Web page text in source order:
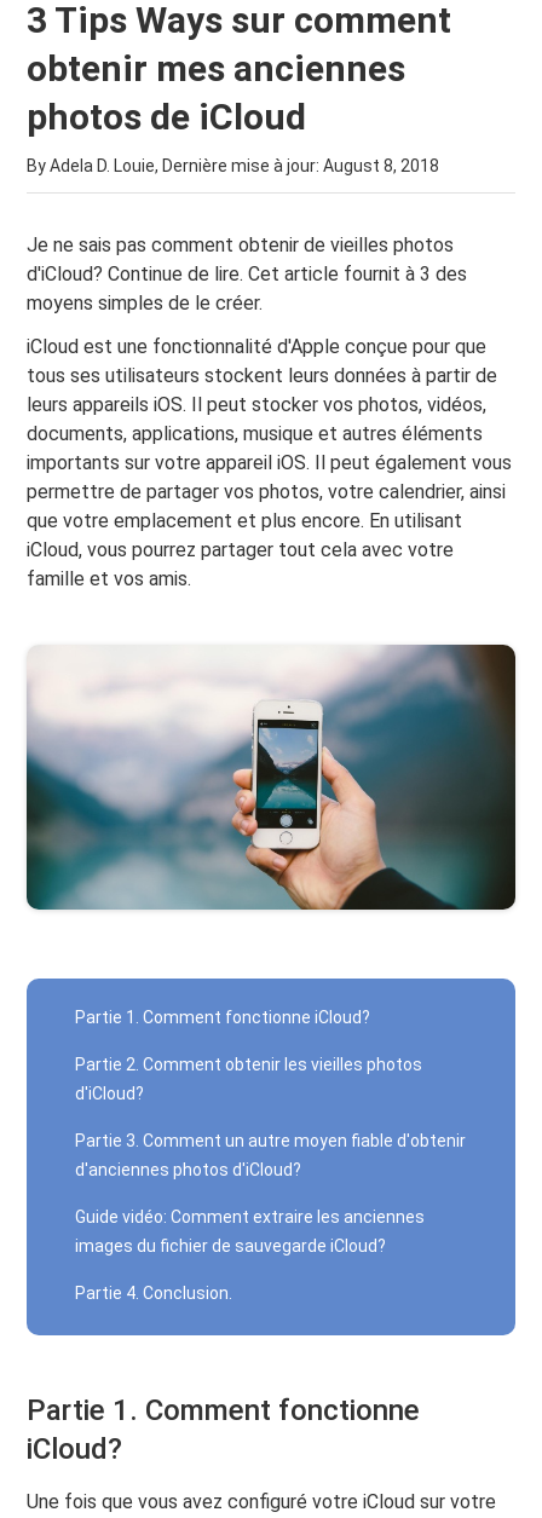
3 Tips Ways sur comment
obtenir mes anciennes
photos de iCloud
By Adela D. Louie, Dernière mise à jour:August 8, 2018
Je ne sais pas comment obtenir de vieilles photos
d'iCloud? Continue de lire. Cet article fournit à 3 des
moyens simples de le créer.
iCloud est une fonctionnalité d'Apple conçue pour que
tous ses utilisateurs stockent leurs données à partir de
leurs appareils iOS. Il peut stocker vos photos, vidéos,
documents, applications, musique et autres éléments
importants sur votre appareil iOS. Il peut également vous
permettre de partager vos photos, votre calendrier, ainsi
que votre emplacement et plus encore. En utilisant
iCloud, vous pourrez partager tout cela avec votre
famille et vos amis.
Partie 1. Comment fonctionne iCloud?
Partie 2. Comment obtenir les vieilles photos
d'iCloud?
Partie 3. Comment un autre moyen fiable d'obtenir
d'anciennes photos d'iCloud?
Guide vidéo: Comment extraire les anciennes
images du fichier de sauvegarde iCloud?
Partie 4. Conclusion.
Partie 1. Comment fonctionne
iCloud?
Une fois que vous avez configuré votre iCloud sur votre